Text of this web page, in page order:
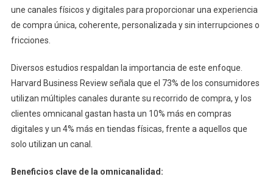
une canales físicos y digitales para proporcionar una experiencia
de compra única, coherente, personalizada y sin interrupciones o
fricciones.
Diversos estudios respaldan la importancia de este enfoque.
Harvard Business Review señala que el 73% de los consumidores
utilizan múltiples canales durante su recorrido de compra, y los
clientes omnicanal gastan hasta un 10% más en compras
digitales y un 4% más en tiendas físicas, frente a aquellos que
solo utilizan un canal.
Beneficios clave de la omnicanalidad: